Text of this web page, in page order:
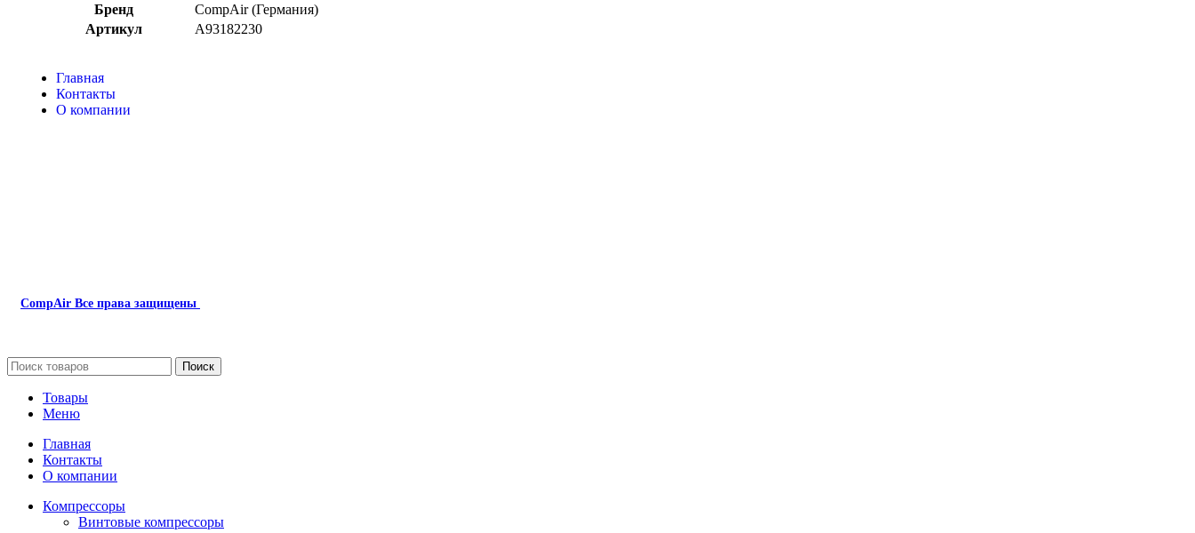
Бренд
CompAir (Германия)
Артикул
A93182230
Главная
Контакты
О компании
CompAir Все права защищены
Поиск
Товары
Меню
Главная
Контакты
О компании
Компрессоры
Винтовые компрессоры